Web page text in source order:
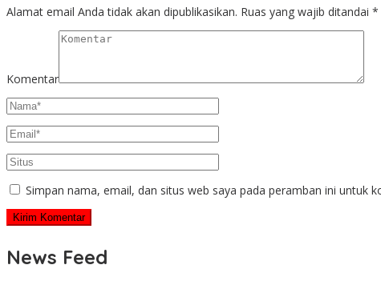
Alamat email Anda tidak akan dipublikasikan. Ruas yang wajib ditandai *
Komentar
Simpan nama, email, dan situs web saya pada peramban ini untuk
News Feed